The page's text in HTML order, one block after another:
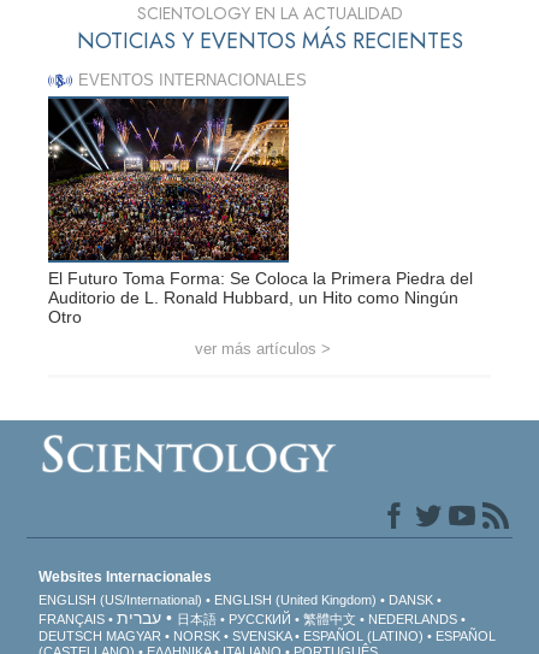
SCIENTOLOGY EN LA ACTUALIDAD
NOTICIAS Y EVENTOS MÁS RECIENTES
EVENTOS INTERNACIONALES
El Futuro Toma Forma: Se Coloca la Primera Piedra del
Auditorio de L. Ronald Hubbard, un Hito como Ningún
Otro
ver más artículos >
Websites Internacionales
ENGLISH (US/International) ENGLISH (United Kingdom)
DANSK
FRANÇAIS
עברית 日本語 РУССКИЙ 繁體中文
NEDERLANDS
DEUTSCH MAGYAR NORSK SVENSKA ESPAÑOL (LATINO)
ESPAÑOL